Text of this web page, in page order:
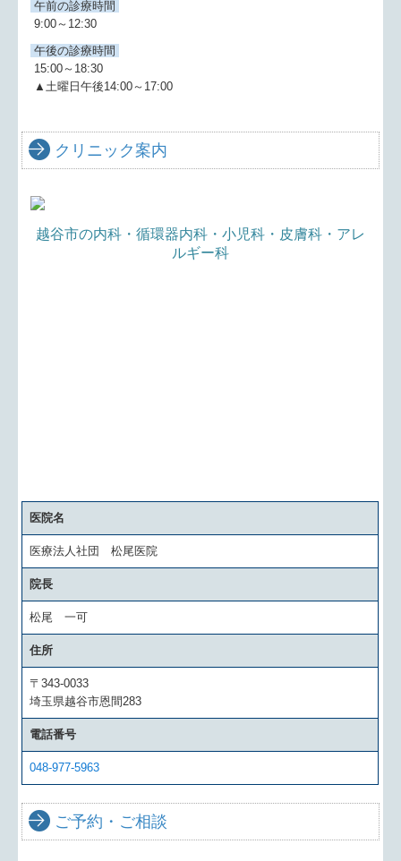
午前の診療時間
9:00～12:30
午後の診療時間
15:00～18:30
▲土曜日午後14:00～17:00
クリニック案内
越谷市の内科・循環器内科・小児科・皮膚科 ・アレ
ルギー科
医院名
医療法人社団 松尾医院
院長
松尾 一可
住所
〒343-0033
埼玉県越谷市恩間283
電話番号
048-977-5963
ご予約・ご相談